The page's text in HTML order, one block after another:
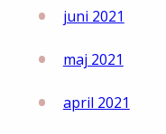
juni 2021
maj 2021
april 2021